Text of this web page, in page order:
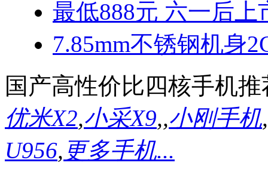
最低888元 六一后上
7.85mm不锈钢机身
国产高性价比四核手机推
优米X2,小采X9,,小刚手机,
U956, 更多手机...